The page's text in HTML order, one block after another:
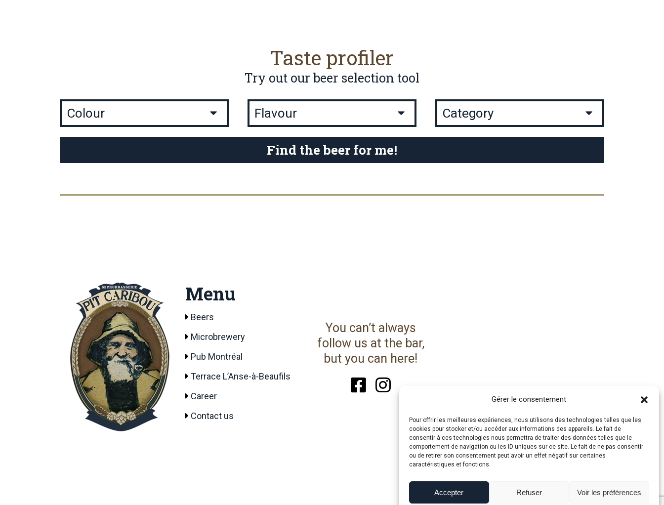
Gérer le consentement
Pour offrir les meilleures expériences, nous utilisons des technologies telles que les
cookies pour stocker et/ou accéder aux informations des appareils. Le fait de
consentir à ces technologies nous permettra de traiter des données telles que le
comportement de navigation ou les ID uniques sur ce site. Le fait de ne pas consentir
ou de retirer son consentement peut avoir un effet négatif sur certaines
caractéristiques et fonctions.
Accepter Refuser Voir les préférences
Taste profiler
Try out our beer selection tool
Find the beer for me!
Menu
Beers
Microbrewery
Pub Montréal
Terrace L’Anse-à-Beaufils
Career
Contact us
You can’t always
follow us at the bar,
but you can here!